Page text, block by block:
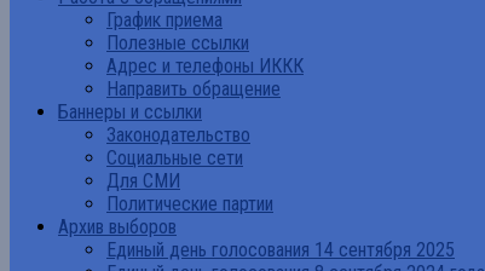
График приема
Полезные ссылки
Адрес и телефоны ИККК
Направить обращение
Баннеры и ссылки
Законодательство
Социальные сети
Для СМИ
Политические партии
Архив выборов
Единый день голосования 14 сентября 2025